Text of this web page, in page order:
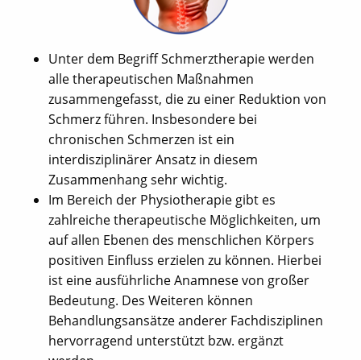
Unter dem Begriff Schmerztherapie werden
alle therapeutischen Maßnahmen
zusammengefasst, die zu einer Reduktion von
Schmerz führen. Insbesondere bei
chronischen Schmerzen ist ein
interdisziplinärer Ansatz in diesem
Zusammenhang sehr wichtig.
Im Bereich der Physiotherapie gibt es
zahlreiche therapeutische Möglichkeiten, um
auf allen Ebenen des menschlichen Körpers
positiven Einfluss erzielen zu können. Hierbei
ist eine ausführliche Anamnese von großer
Bedeutung. Des Weiteren können
Behandlungsansätze anderer Fachdisziplinen
hervorragend unterstützt bzw. ergänzt